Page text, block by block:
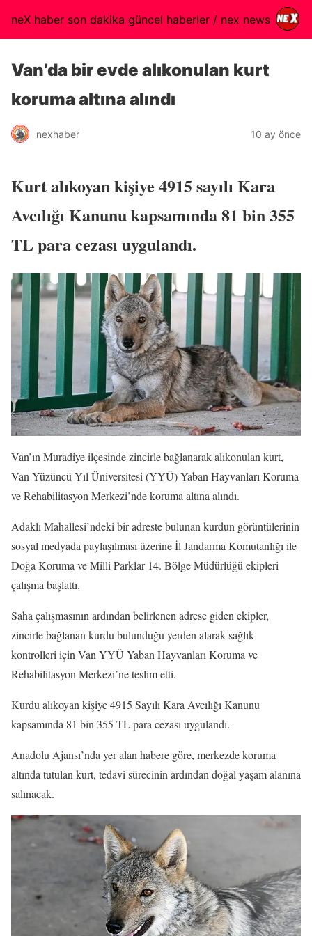
neX haber son dakika güncel haberler / nex news
Van’da bir evde alıkonulan kurt
koruma altına alındı
nexhaber 10 ay önce
Kurt alıkoyan kişiye 4915 sayılı Kara
Avcılığı Kanunu kapsamında 81 bin 355
TL para cezası uygulandı.
Van’ın Muradiye ilçesinde zincirle bağlanarak alıkonulan kurt,
Van Yüzüncü Yıl Üniversitesi (YYÜ) Yaban Hayvanları Koruma
ve Rehabilitasyon Merkezi’nde koruma altına alındı.
Adaklı Mahallesi’ndeki bir adreste bulunan kurdun görüntülerinin
sosyal medyada paylaşılması üzerine İl Jandarma Komutanlığı ile
Doğa Koruma ve Milli Parklar 14. Bölge Müdürlüğü ekipleri
çalışma başlattı.
Saha çalışmasının ardından belirlenen adrese giden ekipler,
zincirle bağlanan kurdu bulunduğu yerden alarak sağlık
kontrolleri için Van YYÜ Yaban Hayvanları Koruma ve
Rehabilitasyon Merkezi’ne teslim etti.
Kurdu alıkoyan kişiye 4915 Sayılı Kara Avcılığı Kanunu
kapsamında 81 bin 355 TL para cezası uygulandı.
Anadolu Ajansı’nda yer alan habere göre, merkezde koruma
altında tutulan kurt, tedavi sürecinin ardından doğal yaşam alanına
salınacak.